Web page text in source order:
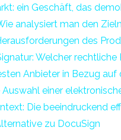
ein Geschäft, das
analysiert man den
des
Welcher rechtliche
Anbieter in Bezug auf
Auswahl einer
Die beeindruckend
zu DocuSign